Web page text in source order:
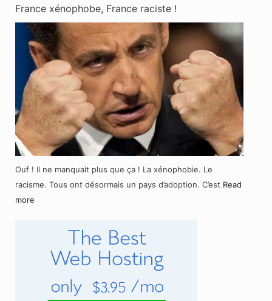
France xénophobe, France raciste !
Ouf ! Il ne manquait plus que ça ! La xénophobie. Le
racisme. Tous ont désormais un pays d’adoption. C’est Read
more